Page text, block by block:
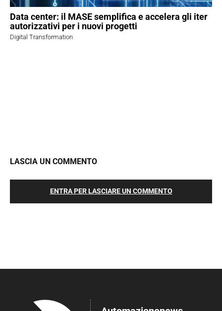
Data center: il MASE semplifica e accelera gli iter
autorizzativi per i nuovi progetti
Digital Transformation
LASCIA UN COMMENTO
ENTRA PER LASCIARE UN COMMENTO